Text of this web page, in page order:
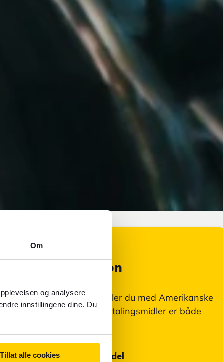
Om
og analysere
innstillingene dine. Du
Tillat alle cookies
Valutainformasjon
I San Francisco, USA betaler du med Amerikanske
dollar, USD. Aksepterte betalingsmidler er både
Mest brukte betalingsmiddel